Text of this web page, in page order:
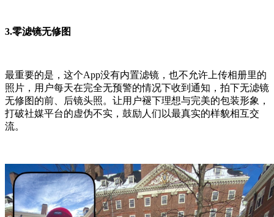
3.零滤镜无修图
最重要的是，这个App没有内置滤镜，也不允许上传相册里的
照片，用户每天在完全无预警的情况下收到通知，拍下无滤镜
无修图的前、后镜头照。让用户褪下理想与完美的包装形象，
打破社媒平台的虚伪不实，鼓励人们以最真实的样貌相互交
流。